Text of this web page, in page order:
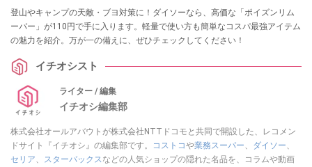
登山やキャンプの天敵・ブヨ対策に！ダイソーなら、高価な「ポイズンリム
ーバー」が110円で手に入ります。軽量で使い方も簡単なコスパ最強アイテム
の魅力を紹介。万が一の備えに、ぜひチェックしてください！
イチオシスト
ライター / 編集
イチオシ編集部
株式会社オールアバウトが株式会社NTTドコモと共同で開設した、レコメン
ドサイト『イチオシ』の編集部です。
コストコや業務スーパー、 ダイソー、
セリア、 スターバックスなどの人気ショップの隠れた名品を、コラムや動画